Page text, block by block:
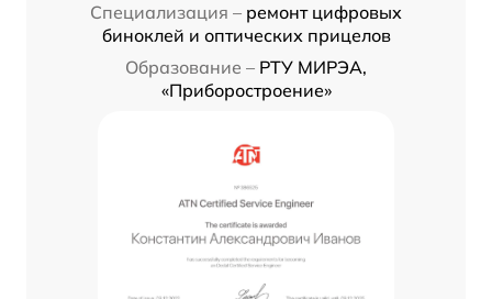
Специализация – ремонт цифровых
биноклей и оптических прицелов
Образование – РТУ МИРЭА,
«Приборостроение»